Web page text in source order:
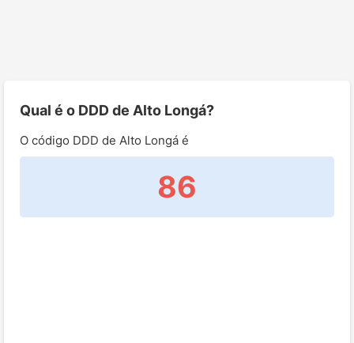
Qual é o DDD de Alto Longá?
O código DDD de Alto Longá é
86